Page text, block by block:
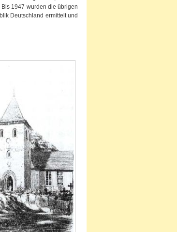
1947 wurden die übrigen
Deutschland ermittelt und